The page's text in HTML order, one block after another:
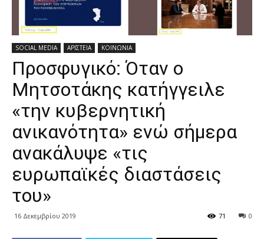
SOCIAL MEDIA ΑΡΙΣΤΕΙΑ ΚΟΙΝΩΝΙΑ
Προσφυγικό: Όταν ο
Μητσοτάκης κατήγγειλε
«την κυβερνητική
ανικανότητα» ενώ σήμερα
ανακάλυψε «τις
ευρωπαϊκές διαστάσεις
του»
16 Δεκεμβρίου 2019 0
71